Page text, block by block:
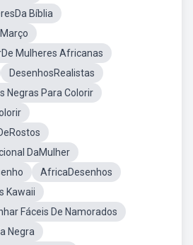
Bíblia
Mulheres Africanas
DesenhosRealistas
Negras Para Colorir
DaMulher
AfricaDesenhos
Kawaii
Fáceis De Namorados
Negra